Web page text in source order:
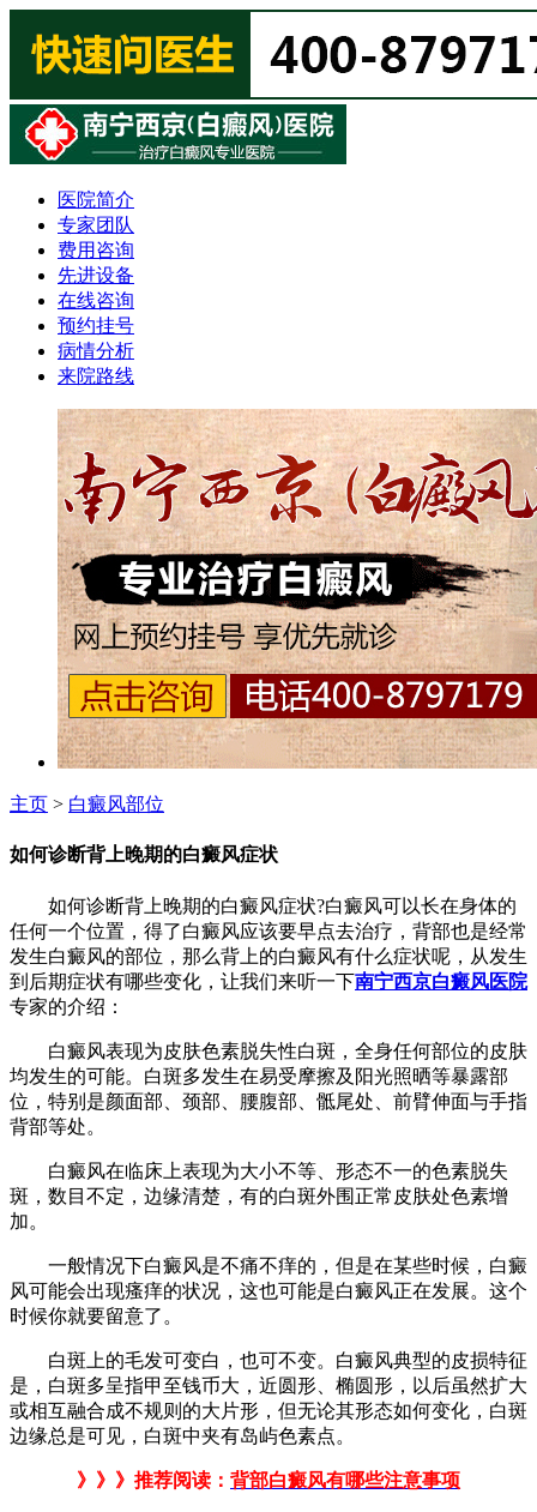
医院简介
专家团队
费用咨询
先进设备
在线咨询
预约挂号
病情分析
来院路线
主页 > 白癜风部位
如何诊断背上晚期的白癜风症状
如何诊断背上晚期的白癜风症状?白癜风可以长在身体的
任何一个位置，得了白癜风应该要早点去治疗，背部也是经常
发生白癜风的部位，那么背上的白癜风有什么症状呢，从发生
到后期症状有哪些变化，让我们来听一下南宁西京白癜风医院
专家的介绍：
白癜风表现为皮肤色素脱失性白斑，全身任何部位的皮肤
均发生的可能。白斑多发生在易受摩擦及阳光照晒等暴露部
位，特别是颜面部、颈部、腰腹部、骶尾处、前臂伸面与手指
背部等处。
白癜风在临床上表现为大小不等、形态不一的色素脱失
斑，数目不定，边缘清楚，有的白斑外围正常皮肤处色素增
加。
一般情况下白癜风是不痛不痒的，但是在某些时候，白癜
风可能会出现瘙痒的状况，这也可能是白癜风正在发展。这个
时候你就要留意了。
白斑上的毛发可变白，也可不变。白癜风典型的皮损特征
是，白斑多呈指甲至钱币大，近圆形、椭圆形，以后虽然扩大
或相互融合成不规则的大片形，但无论其形态如何变化，白斑
边缘总是可见，白斑中夹有岛屿色素点。
》》》推荐阅读： 背部白癜风有哪些注意事项